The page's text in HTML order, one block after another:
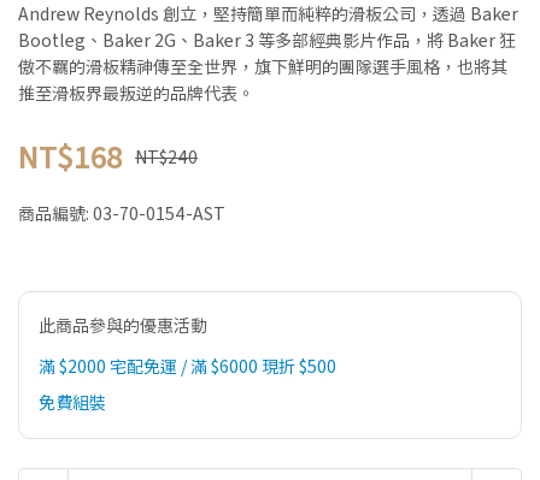
Andrew Reynolds 創立，堅持簡單而純粹的滑板公司，透過 Baker
Bootleg、Baker 2G、Baker 3 等多部經典影片作品，將 Baker 狂
傲不羈的滑板精神傳至全世界，旗下鮮明的團隊選手風格，也將其
推至滑板界最叛逆的品牌代表。
NT$168 NT$240
商品編號: 03-70-0154-AST
此商品參與的優惠活動
滿 $2000 宅配免運 / 滿 $6000 現折 $500
免費組裝